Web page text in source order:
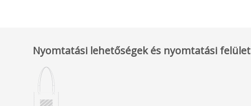
Nyomtatási lehetőségek és nyomtatási felület